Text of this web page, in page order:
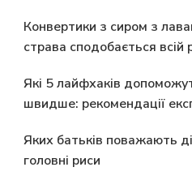
Конвертики з сиром з
страва сподобається всій
Які 5 лайфхаків
швидше: рекомендації
Яких батьків поважають
головні риси